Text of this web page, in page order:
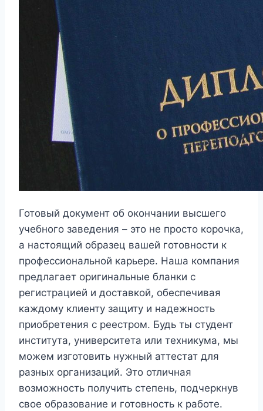
Готовый документ об окончании высшего
учебного заведения – это не просто корочка,
а настоящий образец вашей готовности к
профессиональной карьере. Наша компания
предлагает оригинальные бланки с
регистрацией и доставкой, обеспечивая
каждому клиенту защиту и надежность
приобретения с реестром. Будь ты студент
института, университета или техникума, мы
можем изготовить нужный аттестат для
разных организаций. Это отличная
возможность получить степень, подчеркнув
свое образование и готовность к работе.